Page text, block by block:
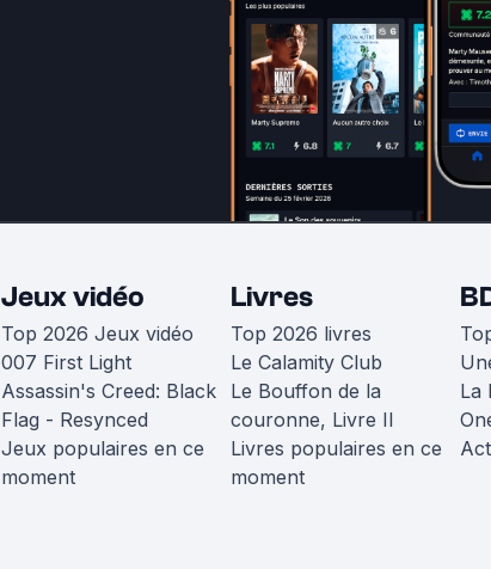
Jeux vidéo
Top 2026 Jeux vidéo
007 First Light
Assassin's Creed: Black
Flag - Resynced
Jeux populaires en ce
moment
Livres
Top 2026 livres
Le Calamity Club
Le Bouffon de la
couronne, Livre II
Livres populaires en ce
moment
La